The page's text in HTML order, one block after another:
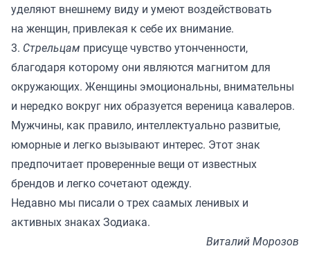
уделяют внешнему виду и умеют воздействовать
на женщин, привлекая к себе их внимание.
3. Стрельцам присуще чувство утонченности,
благодаря которому они являются магнитом для
окружающих. Женщины эмоциональны, внимательны
и нередко вокруг них образуется вереница кавалеров.
Мужчины, как правило, интеллектуально развитые,
юморные и легко вызывают интерес. Этот знак
предпочитает проверенные вещи от известных
брендов и легко сочетают одежду.
Недавно мы писали о трех саамых ленивых и
активных знаках Зодиака.
Виталий Морозов